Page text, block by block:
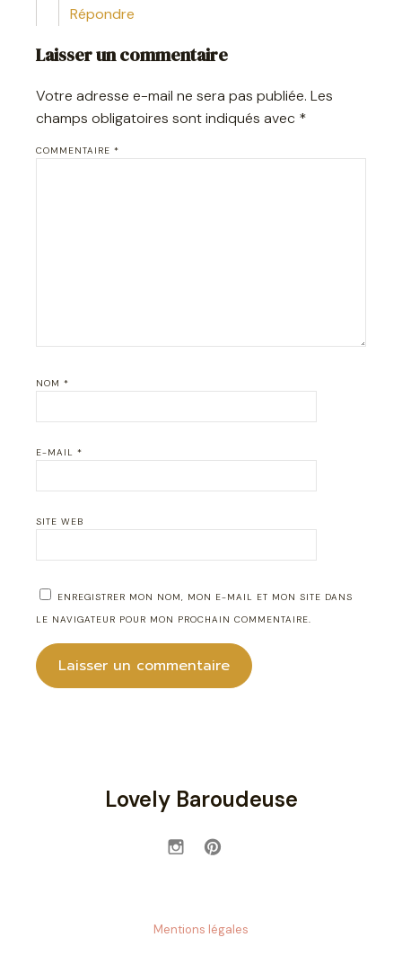
Répondre
Laisser un commentaire
Votre adresse e-mail ne sera pas publiée. Les
champs obligatoires sont indiqués avec *
COMMENTAIRE *
NOM *
E-MAIL *
SITE WEB
ENREGISTRER MON NOM, MON E-MAIL ET MON SITE DANS
LE NAVIGATEUR POUR MON PROCHAIN COMMENTAIRE.
Lovely Baroudeuse
Mentions légales